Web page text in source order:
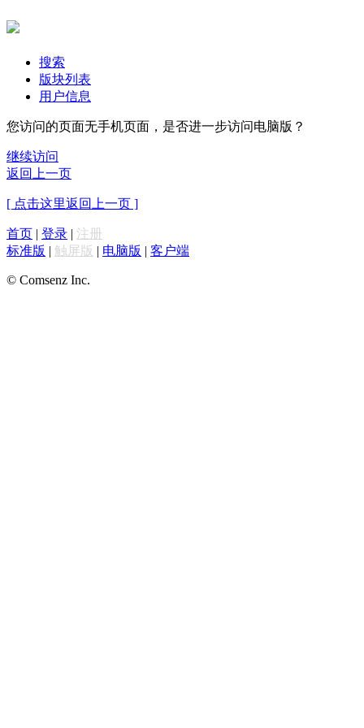
搜索
版块列表
用户信息
您访问的页面无手机页面，是否进一步访问电脑版？
继续访问
返回上一页
[ 点击这里返回上一页 ]
首页 | 登录 | 注册
标准版 | 触屏版 | 电脑版 | 客户端
© Comsenz Inc.